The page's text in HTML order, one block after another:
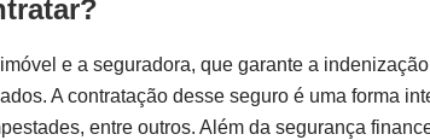
e a seguradora, que garante a
A contratação desse seguro é uma forma
entre outros. Além da segurança